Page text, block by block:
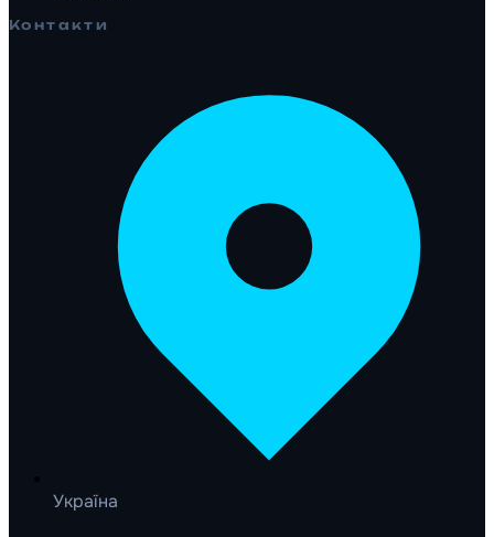
Контакти
Україна